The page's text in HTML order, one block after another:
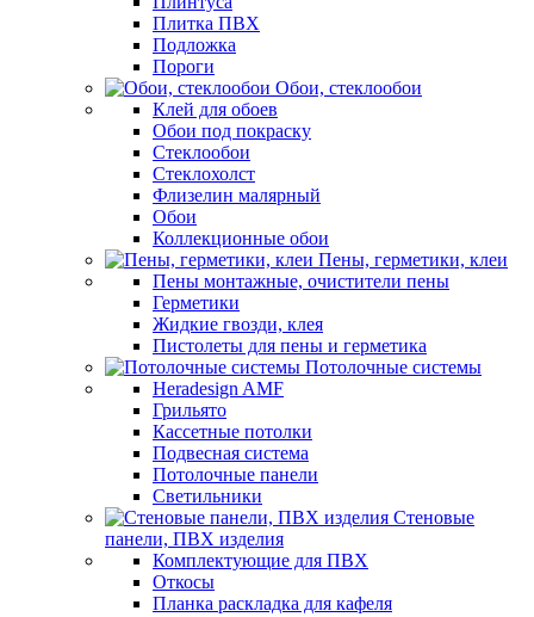
Плитка ПВХ
Подложка
Пороги
Обои, стеклообои
Клей для обоев
Обои под покраску
Стеклообои
Стеклохолст
Флизелин малярный
Обои
Коллекционные обои
Пены, герметики, клеи
Пены монтажные, очистители пены
Герметики
Жидкие гвозди, клея
Пистолеты для пены и герметика
Потолочные системы
Heradesign AMF
Грильято
Кассетные потолки
Подвесная система
Потолочные панели
Светильники
Стеновые
панели, ПВХ изделия
Комплектующие для ПВХ
Откосы
Планка раскладка для кафеля